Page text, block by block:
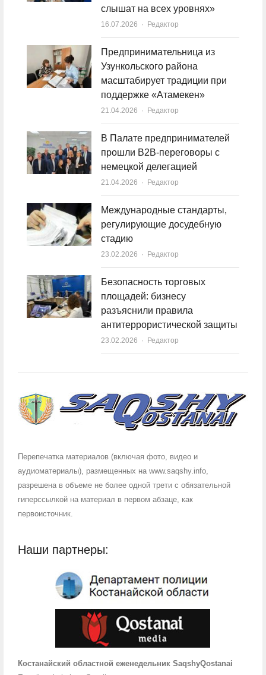
слышат на всех уровнях»
16.07.2026 Author
Редактор
Предпринимательница из
Узункольского района
масштабирует традиции при
поддержке «Атамекен»
21.04.2026 Author
Редактор
В Палате предпринимателей
прошли B2B-переговоры с
немецкой делегацией
21.04.2026 Author
Редактор
Международные стандарты,
регулирующие досудебную
стадию
23.02.2026 Author
Редактор
Безопасность торговых
площадей: бизнесу
разъяснили правила
антитеррористической защиты
23.02.2026 Author
Редактор
Перепечатка материалов (включая фото, видео и
аудиоматериалы), размещенных на www.saqshy.info,
разрешена в объеме не более одной трети с обязательной
гиперссылкой на материал в первом абзаце, как
первоисточник.
Наши партнеры:
Костанайский областной еженедельник SaqshyQostanai